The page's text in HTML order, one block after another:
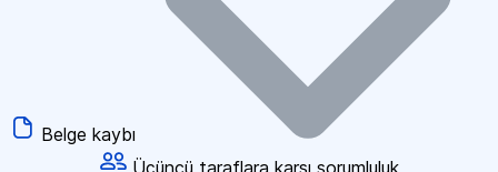
Belge kaybı
Üçüncü taraflara karşı sorumluluk